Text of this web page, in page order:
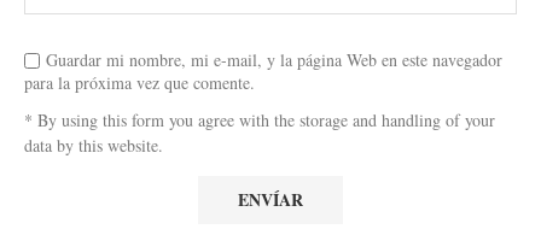
Guardar mi nombre, mi e-mail, y la página Web en este navegador
para la próxima vez que comente.
* By using this form you agree with the storage and handling of your
data by this website.